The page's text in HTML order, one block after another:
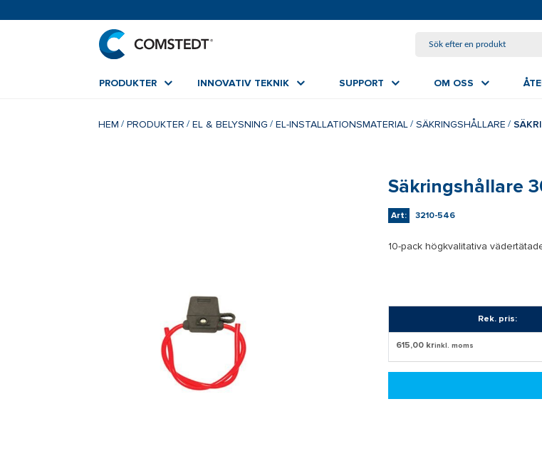
PRODUKTER INNOVATIV TEKNIK SUPPORT OM OSS
HEM PRODUKTER EL & BELYSNING EL-INSTALLATIONSMATERIAL SÄKRINGSHÅLLARE
Säkringshållare
Art: 3210-546
10-pack högkvalitativa
Rek. pris:
615,00 krinkl. moms